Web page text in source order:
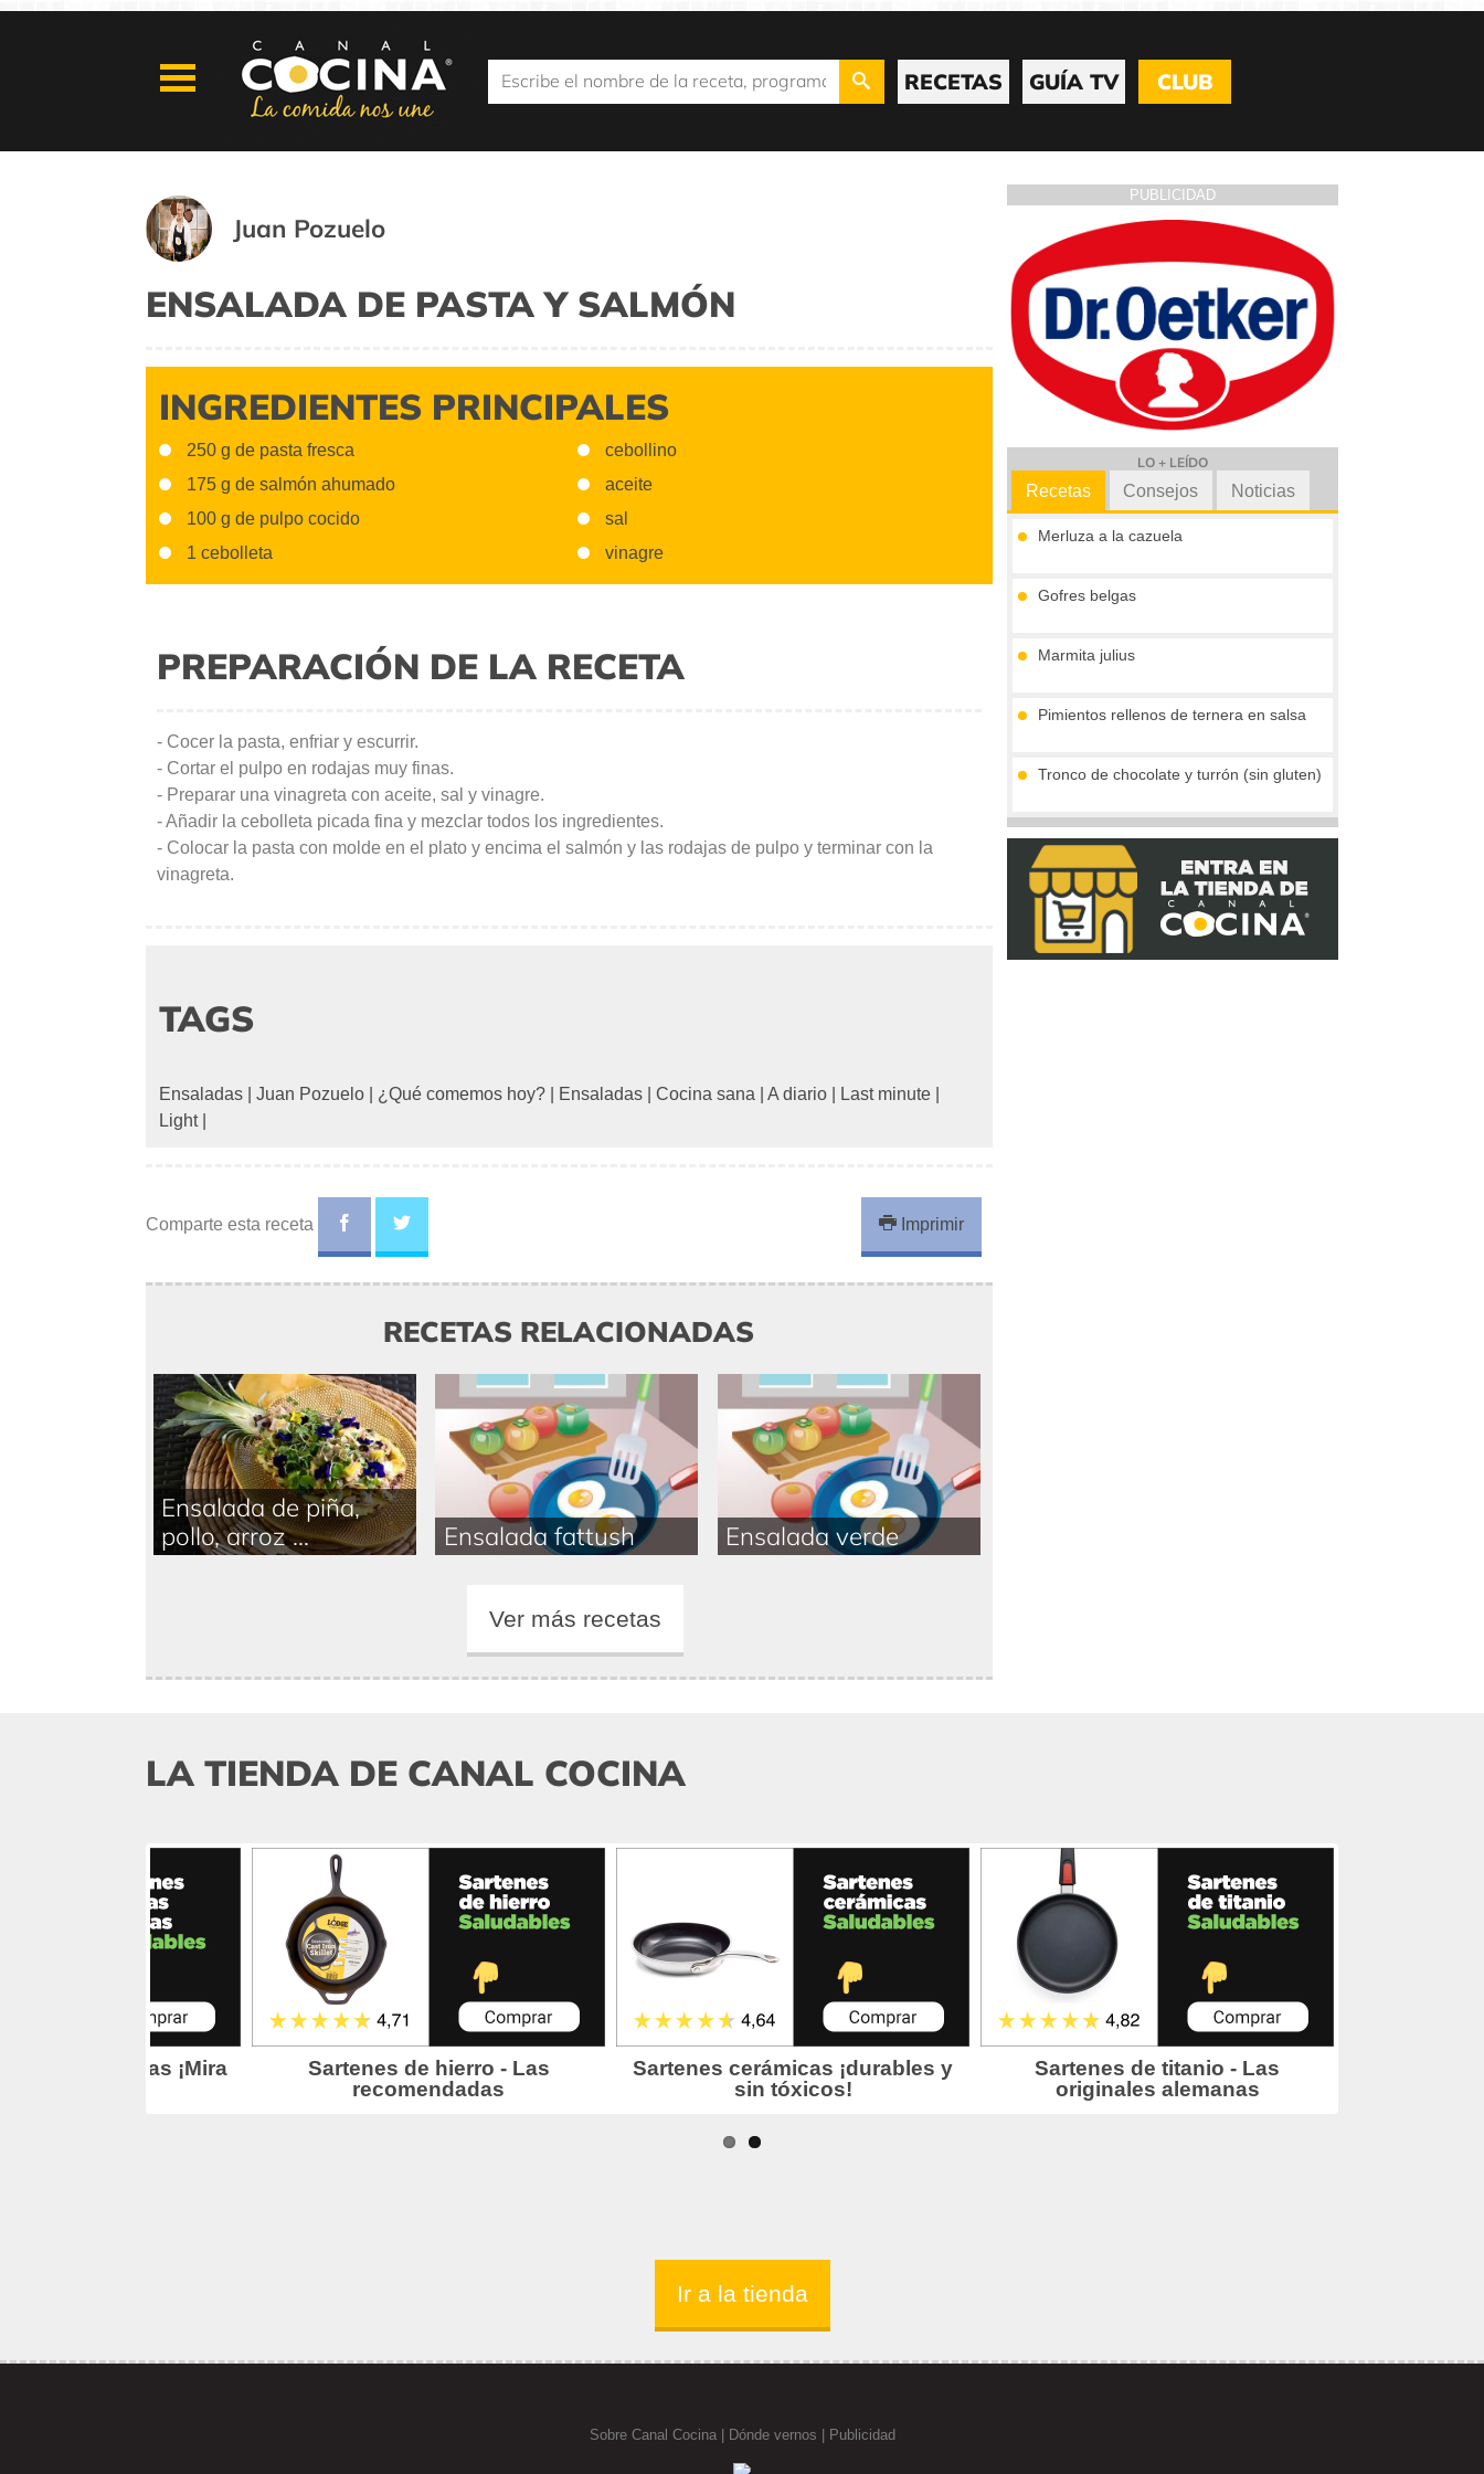
RECETAS GUÍA TV CLUB
Juan Pozuelo
ENSALADA DE PASTA Y SALMÓN
INGREDIENTES PRINCIPALES
250 g de pasta fresca
175 g de salmón ahumado
100 g de pulpo cocido
1 cebolleta
cebollino
aceite
sal
vinagre
PREPARACIÓN DE LA RECETA
- Cocer la pasta, enfriar y escurrir.
- Cortar el pulpo en rodajas muy finas.
- Preparar una vinagreta con aceite, sal y vinagre.
- Añadir la cebolleta picada fina y mezclar todos los ingredientes.
- Colocar la pasta con molde en el plato y encima el salmón y las rodajas de pulpo y terminar con la
vinagreta.
TAGS
Ensaladas Juan Pozuelo ¿Qué comemos hoy? Ensaladas Cocina sana A diario Last minute
Light|
Comparte esta receta Imprimir
RECETAS RELACIONADAS
Ensalada de piña,
pollo, arroz ...
Ensalada fattush Ensalada verde
Ver más recetas
PUBLICIDAD
LO + LEÍDO
Recetas
Merluza a la cazuela
Gofres belgas
Marmita julius
Pimientos rellenos de ternera en salsa
Tronco de chocolate y turrón (sin gluten)
Secrecreto con salsa de ciruelas
(concurso ibericos)
Consejos Noticias
LA TIENDA DE CANAL COCINA
Ir a la tienda
Sobre Canal Cocina| Dónde vernos | Publicidad